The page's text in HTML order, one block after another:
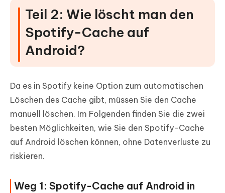
Teil 2: Wie löscht man den
Spotify-Cache auf
Android?
Da es in Spotify keine Option zum automatischen
Löschen des Cache gibt, müssen Sie den Cache
manuell löschen. Im Folgenden finden Sie die zwei
besten Möglichkeiten, wie Sie den Spotify-Cache
auf Android löschen können, ohne Datenverluste zu
riskieren.
Weg 1: Spotify-Cache auf Android in